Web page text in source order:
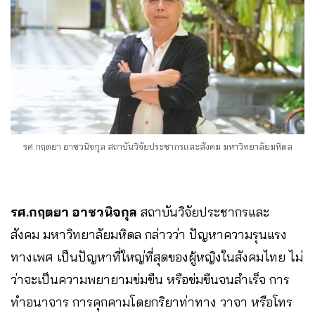
รศ.กฤตยา อาชวนิจกุล สถาบันวิจัยประชากรและสังคม มหาวิทยาลัยมหิดล
รศ.กฤตยา อาชวนิจกุล สถาบันวิจัยประชากรและ
สังคม มหาวิทยาลัยมหิดล กล่าวว่า ปัญหาความรุนแรง
ทางเพศ เป็นปัญหาที่ใหญ่ที่สุดของผู้หญิงในสังคมไทย ไม่
ว่าจะเป็นความพยายามข่มขืน หรือข่มขืนจนสำเร็จ การ
ทำอนาจาร การคุกคามโดยกริยาท่าทาง วาจา หรือโทร